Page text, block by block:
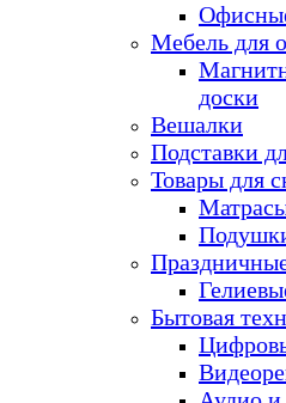
Мебель для
доски
Вешалки
Подставки
Товары для
Бытовая